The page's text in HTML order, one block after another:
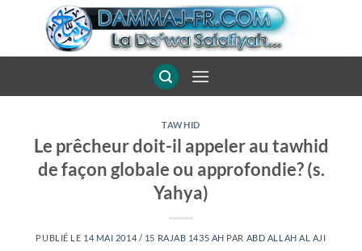
TAWHID
Le prêcheur doit-il appeler au tawhid
de façon globale ou approfondie? (s.
Yahya)
PUBLIÉ LE 14 MAI 2014 / 15 RAJAB 1435 AH PAR ABD ALLAH AL AJI